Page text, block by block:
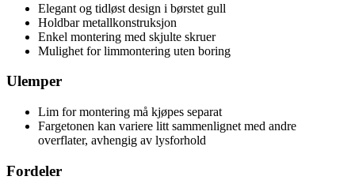
Elegant og tidløst design i børstet gull
Holdbar metallkonstruksjon
Enkel montering med skjulte skruer
Mulighet for limmontering uten boring
Ulemper
Lim for montering må kjøpes separat
Fargetonen kan variere litt sammenlignet med andre
overflater, avhengig av lysforhold
Fordeler